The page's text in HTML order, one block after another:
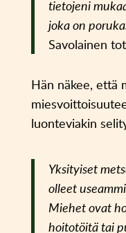
tietojeni
joka on
Savolainen
Hän näkee, että
luonteviakin
Yksityiset
olleet
Miehet ovat
hoitotöitä tai